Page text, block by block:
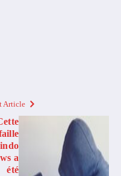
Article
ws a
été